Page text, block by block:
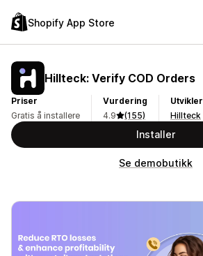
Shopify App Store
Hillteck: Verify COD Orders
Priser
Gratis å installere
Vurdering
4.9
(155)
Utvikler
Hillteck
Installer
Se demobutikk